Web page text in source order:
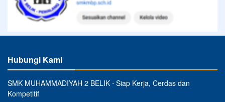
Hubungi Kami
SMK MUHAMMADIYAH 2 BELIK ⋅ Siap Kerja, Cerdas dan
Kompetitif